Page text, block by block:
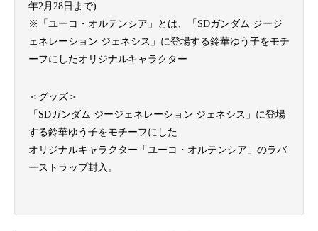
年2月28日まで)
※「ユーコ・オルテンシア」とは、「SDガンダム ジージ
ェネレーション ジェネシス」に登場する鈴華ゆう子をモチ
ーフにしたオリジナルキャラクター
＜グッズ＞
「SDガンダム ジージェネレーション ジェネシス」に登場
する鈴華ゆう子をモチーフにした
オリジナルキャラクター「ユーコ・オルテンシア」のラバ
ーストラップ封入。